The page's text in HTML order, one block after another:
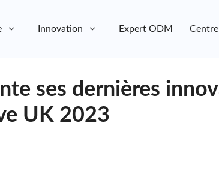
Innovation Expert ODM
ses dernières
UK 2023